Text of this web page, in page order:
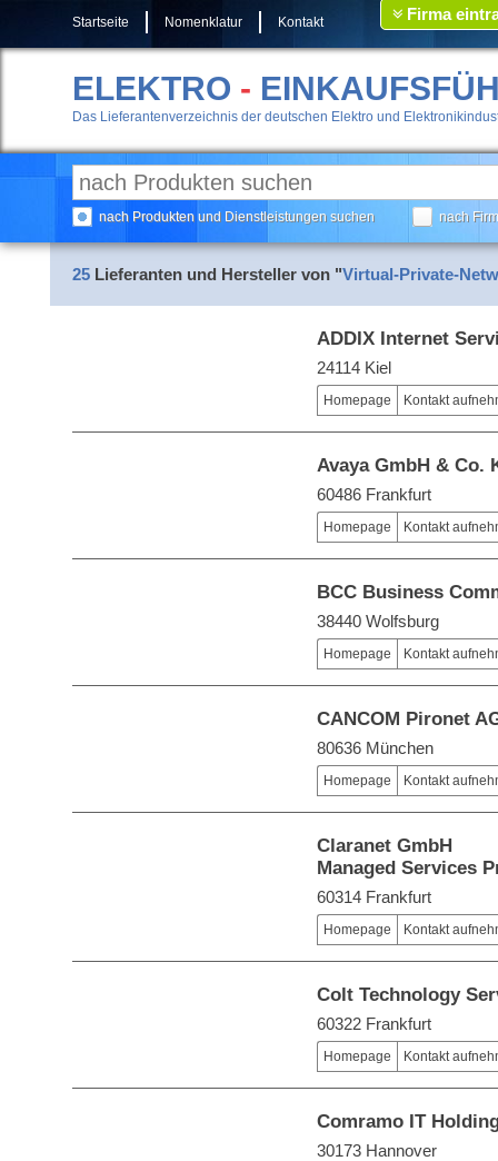
Startseite Nomenklatur Kontakt Firma
ELEKTRO -
Das Lieferantenverzeichnis der deutschen Elektro und
nach Produkten und Dienstleistungen suchen nach
25 Lieferanten und Hersteller von "Virtual-Private-
ADDIX Internet
24114 Kiel
Homepage Kontakt
Avaya GmbH & Co.
60486 Frankfurt
Homepage Kontakt
BCC Business
38440 Wolfsburg
Homepage Kontakt
CANCOM Pironet
80636 München
Homepage Kontakt
Claranet GmbH
Managed Services
60314 Frankfurt
Homepage Kontakt
Colt Technology
60322 Frankfurt
Homepage Kontakt
Comramo IT
30173 Hannover